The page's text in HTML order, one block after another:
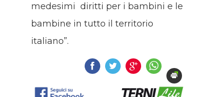
medesimi diritti per i bambini e le
bambine in tutto il territorio
italiano”.